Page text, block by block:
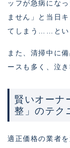
ッフが急病にな
ません」と当日
てしまう……とい
また、清掃中に
ースも多く、泣
賢いオーナ
整」のテク
適正価格の業者